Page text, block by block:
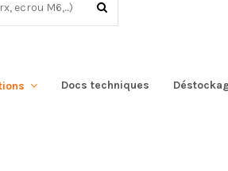
Docs techniques